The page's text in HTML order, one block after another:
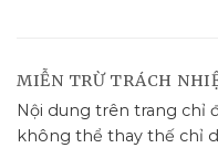
MIỄN TRỪ TRÁCH
Nội dung trên trang chỉ
không thể thay thế chỉ